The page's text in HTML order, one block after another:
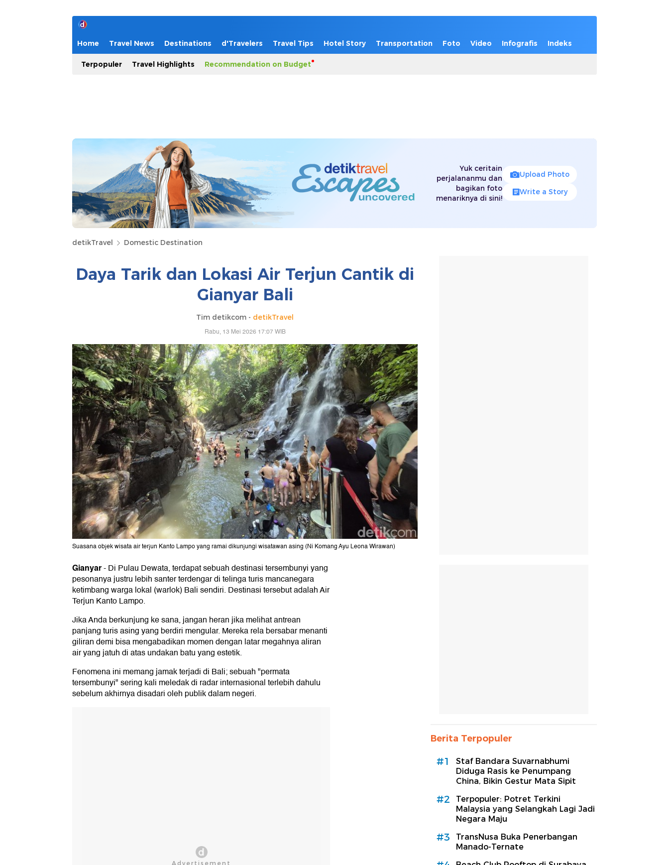
Home Travel News Destinations d'Travelers Travel Tips Hotel Story Transportation Foto Video Infografis Indeks
Terpopuler Travel Highlights Recommendation on Budget
Yuk ceritain
perjalananmu dan
bagikan foto
menariknya di sini!
Upload Photo
Write a Story
detikTravel Domestic Destination
Daya Tarik dan Lokasi Air Terjun Cantik di
Gianyar Bali
Tim detikcom - detikTravel
Rabu, 13 Mei 2026 17:07 WIB
Suasana objek wisata air terjun Kanto Lampo yang ramai dikunjungi wisatawan asing (Ni Komang Ayu Leona Wirawan)
Gianyar-Di Pulau Dewata, terdapat sebuah destinasi tersembunyi yang
pesonanya justru lebih santer terdengar di telinga turis mancanegara
ketimbang warga lokal (warlok) Bali sendiri. Destinasi tersebut adalah Air
Terjun Kanto Lampo.
Jika Anda berkunjung ke sana, jangan heran jika melihat antrean
panjang turis asing yang berdiri mengular. Mereka rela bersabar menanti
giliran demi bisa mengabadikan momen dengan latar megahnya aliran
air yang jatuh di atas undakan batu yang estetik.
Fenomena ini memang jamak terjadi di Bali; sebuah "permata
tersembunyi" sering kali meledak di radar internasional terlebih dahulu
sebelum akhirnya disadari oleh publik dalam negeri.
Berita Terpopuler
#1
Staf Bandara Suvarnabhumi
Diduga Rasis ke Penumpang
China, Bikin Gestur Mata Sipit
#2
Terpopuler: Potret Terkini
Malaysia yang Selangkah Lagi Jadi
Negara Maju
#3
TransNusa Buka Penerbangan
Manado-Ternate